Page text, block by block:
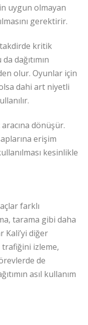
uygun olmayan
gerektirir.
takdirde kritik
dağıtımın
olur. Oyunlar için
dahi art niyetli
dönüşür.
erişim
kesinlikle
farklı
tarama gibi daha
Kali’yi diğer
trafiğini izleme,
de
asıl kullanım